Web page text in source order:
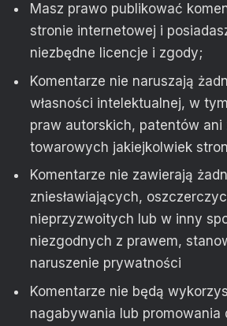
Masz prawo publikować
stronie internetowej i
niezbędne licencje i zgody;
Komentarze nie naruszają
własności intelektualnej, w
praw autorskich, patentów ani
towarowych jakiejkolwiek
Komentarze nie zawierają
zniesławiających,
nieprzyzwoitych lub w inny
niezgodnych z prawem,
naruszenie prywatności
Komentarze nie będą
nagabywania lub promowania